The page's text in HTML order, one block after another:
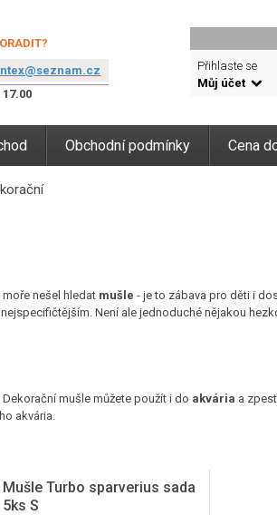
Přihlaste se
Můj účet
Obchodní podmínky Cena
nešel hledat mušle - je to zábava pro děti i
Není ale jednoduché nějakou
mušle můžete použít i do akvária a
akvária.
Mušle Turbo sparverius sada
5ks S